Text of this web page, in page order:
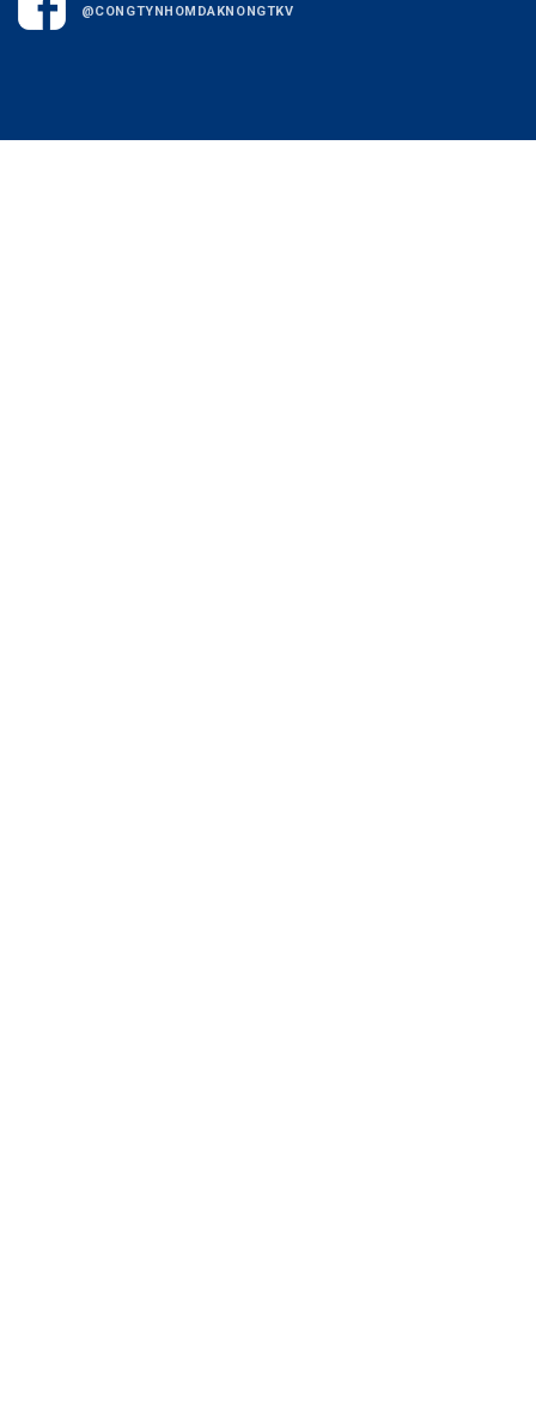
@CONGTYNHOMDAKNONGTKV